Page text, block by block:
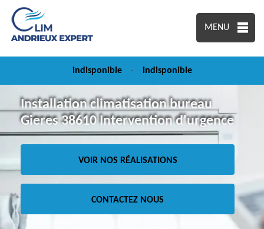
MENU
indisponible - indisponible
Installation climatisation bureau
Gieres 38610 Intervention d'urgence
VOIR NOS RÉALISATIONS
CONTACTEZ NOUS